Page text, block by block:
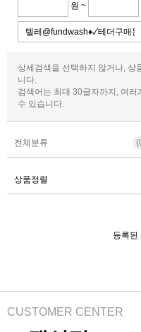
원 ~
상세검색을 선택하지 않거나, 상
니다.
검색어는 최대 30글자까지, 여
수 있습니다.
전체분류
상품정렬
등록된
CUSTOMER CENTER